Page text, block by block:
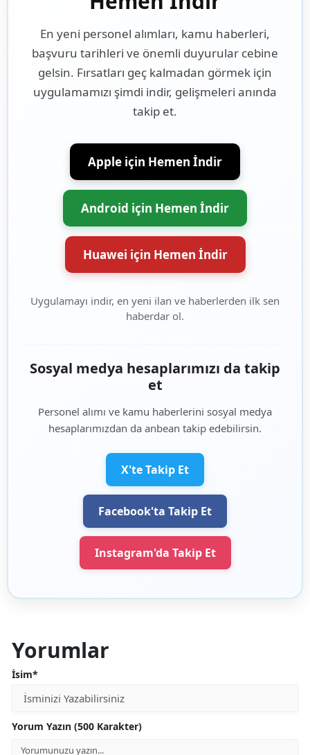
En yeni personel alımları, kamu haberleri,
başvuru tarihleri ve önemli duyurular cebine
gelsin. Fırsatları geç kalmadan görmek için
uygulamamızı şimdi indir, gelişmeleri anında
takip et.
Apple için Hemen İndir
Android için Hemen İndir
Huawei için Hemen İndir
Uygulamayı indir, en yeni ilan ve haberlerden ilk sen
haberdar ol.
Sosyal medya hesaplarımızı da takip
et
Personel alımı ve kamu haberlerini sosyal medya
hesaplarımızdan da anbean takip edebilirsin.
X'te Takip Et
Facebook'ta Takip Et
Instagram'da Takip Et
Yorumlar
İsim*
Yorum Yazın (500 Karakter)